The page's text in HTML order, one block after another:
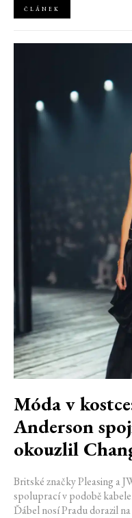
ČLÁNEK
Móda v
Anderson
okouzlil
Britské značky Pleasing a
spoluprací v podobě
Ďábel nosí Pradu dorazil